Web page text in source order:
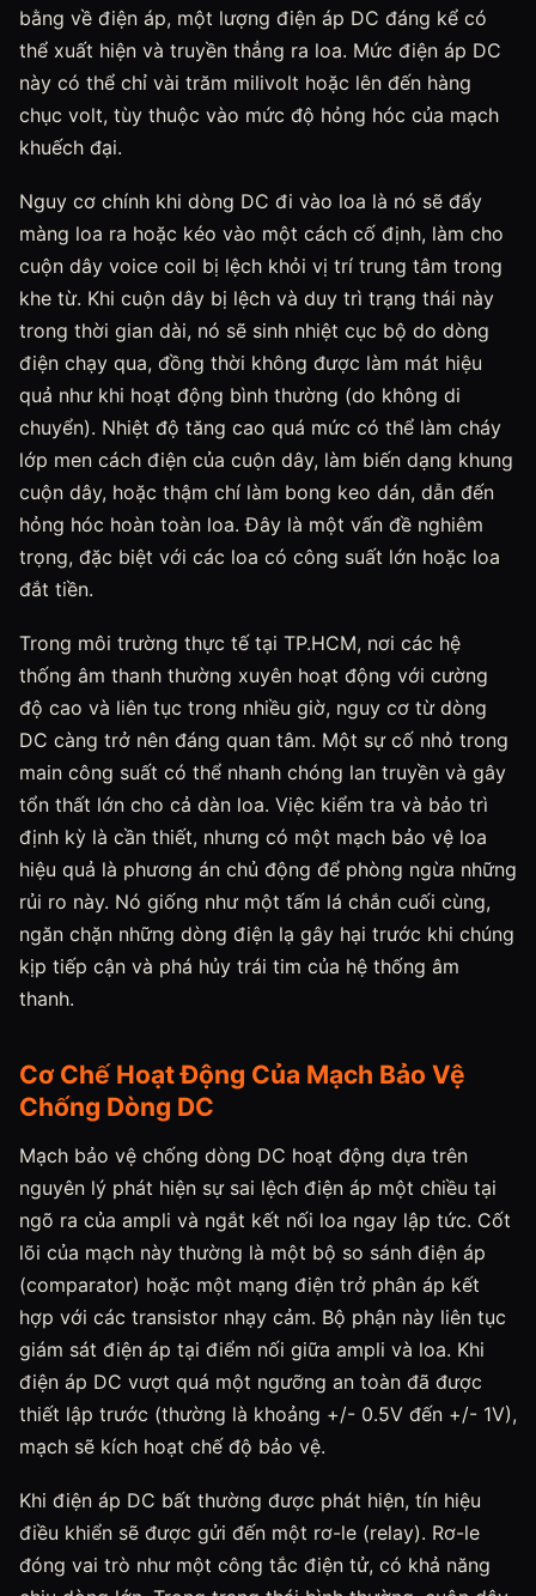
bằng về điện áp, một lượng điện áp DC đáng kể có
thể xuất hiện và truyền thẳng ra loa. Mức điện áp DC
này có thể chỉ vài trăm milivolt hoặc lên đến hàng
chục volt, tùy thuộc vào mức độ hỏng hóc của mạch
khuếch đại.
Nguy cơ chính khi dòng DC đi vào loa là nó sẽ đẩy
màng loa ra hoặc kéo vào một cách cố định, làm cho
cuộn dây voice coil bị lệch khỏi vị trí trung tâm trong
khe từ. Khi cuộn dây bị lệch và duy trì trạng thái này
trong thời gian dài, nó sẽ sinh nhiệt cục bộ do dòng
điện chạy qua, đồng thời không được làm mát hiệu
quả như khi hoạt động bình thường (do không di
chuyển). Nhiệt độ tăng cao quá mức có thể làm cháy
lớp men cách điện của cuộn dây, làm biến dạng khung
cuộn dây, hoặc thậm chí làm bong keo dán, dẫn đến
hỏng hóc hoàn toàn loa. Đây là một vấn đề nghiêm
trọng, đặc biệt với các loa có công suất lớn hoặc loa
đắt tiền.
Trong môi trường thực tế tại TP.HCM, nơi các hệ
thống âm thanh thường xuyên hoạt động với cường
độ cao và liên tục trong nhiều giờ, nguy cơ từ dòng
DC càng trở nên đáng quan tâm. Một sự cố nhỏ trong
main công suất có thể nhanh chóng lan truyền và gây
tổn thất lớn cho cả dàn loa. Việc kiểm tra và bảo trì
định kỳ là cần thiết, nhưng có một mạch bảo vệ loa
hiệu quả là phương án chủ động để phòng ngừa những
rủi ro này. Nó giống như một tấm lá chắn cuối cùng,
ngăn chặn những dòng điện lạ gây hại trước khi chúng
kịp tiếp cận và phá hủy trái tim của hệ thống âm
thanh.
Cơ Chế Hoạt Động Của Mạch Bảo Vệ
Chống Dòng DC
Mạch bảo vệ chống dòng DC hoạt động dựa trên
nguyên lý phát hiện sự sai lệch điện áp một chiều tại
ngõ ra của ampli và ngắt kết nối loa ngay lập tức. Cốt
lõi của mạch này thường là một bộ so sánh điện áp
(comparator) hoặc một mạng điện trở phân áp kết
hợp với các transistor nhạy cảm. Bộ phận này liên tục
giám sát điện áp tại điểm nối giữa ampli và loa. Khi
điện áp DC vượt quá một ngưỡng an toàn đã được
thiết lập trước (thường là khoảng +/- 0.5V đến +/- 1V),
mạch sẽ kích hoạt chế độ bảo vệ.
Khi điện áp DC bất thường được phát hiện, tín hiệu
điều khiển sẽ được gửi đến một rơ-le (relay). Rơ-le
đóng vai trò như một công tắc điện tử, có khả năng